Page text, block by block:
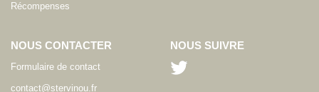
Récompenses
NOUS CONTACTER
Formulaire de contact
contact@stervinou.fr
NOUS SUIVRE